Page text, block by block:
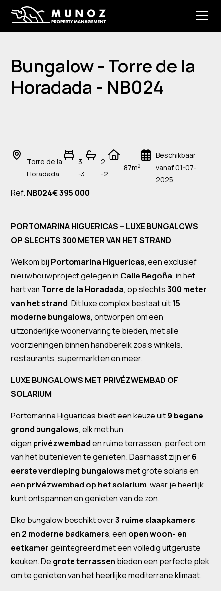
Bungalow - Torre de la
Horadada - NB024
Torre de la
Horadada
3
-3
2
-2
87m2
Beschikbaar
vanaf 01-07-
2025
Ref. NB024€ 395.000
PORTOMARINA HIGUERICAS – LUXE BUNGALOWS
OP SLECHTS 300 METER VAN HET STRAND
Welkom bij Portomarina Higuericas, een exclusief
nieuwbouwproject gelegen in Calle Begoña, in het
hart van Torre de la Horadada, op slechts300 meter
van het strand. Dit luxe complex bestaat uit15
moderne bungalows, ontworpen om een
uitzonderlijke woonervaring te bieden, met alle
voorzieningen binnen handbereik zoals winkels,
restaurants, supermarkten en meer.
LUXE BUNGALOWS MET PRIVÉZWEMBAD OF
SOLARIUM
Portomarina Higuericas biedt een keuze uit9 begane
grond bungalows, elk met hun
eigen privézwembaden ruime terrassen, perfect om
van het buitenleven te genieten. Daarnaast zijn er6
eerste verdieping bungalowsmet grote solaria en
een privézwembad op het solarium, waar je heerlijk
kunt ontspannen en genieten van de zon.
Elke bungalow beschikt over3 ruime slaapkamers
en 2 moderne badkamers, een open woon- en
eetkamergeïntegreerd met een volledig uitgeruste
keuken. De grote terrassen bieden een perfecte plek
om te genieten van het heerlijke mediterrane klimaat.